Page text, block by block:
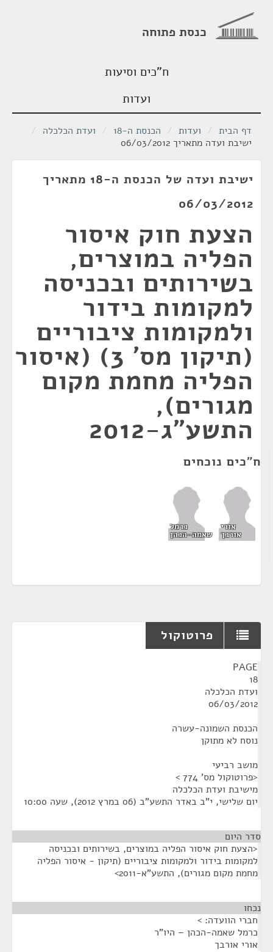
כנסת פתוחה
ח"כים וסיעות
ועדות
דף הבית / ועדות / הכנסת ה-18 / ועדת הכלכלה /
ישיבת ועדה מתאריך 06/03/2012
ישיבת ועדה של הכנסת ה-18 מתאריך
06/03/2012
הצעת חוק איסור
הפליה במוצרים,
בשירותים ובכניסה
למקומות בידור
ולמקומות ציבוריים
(תיקון מס' 3) (איסור
הפליה מחמת מקום
מגורים),
התשע"ג-2012
ח"כים נוכחים
אורי
אורבך
כרמל
שאמה-הכהן
פרוטוקול
PAGE
18
ועדת הכלכלה
06/03/2012
הכנסת השמונה-עשרה
נוסח לא מתוקן
מושב רביעי
<פרוטוקול מס' 774 >
מישיבת ועדת הכלכלה
יום שלישי, י"ב באדר התשע"ב (06 במרץ 2012), שעה 10:00
סדר היום
<הצעת חוק איסור הפליה במוצרים, בשירותים ובכניסה
למקומות בידור ולמקומות ציבוריים (תיקון - איסור הפליה
מחמת מקום מגורים), התשע"א-2011>
נכחו
חברי הוועדה: >
כרמל שאמה-הכהן – היו"ר
אורי אורבך